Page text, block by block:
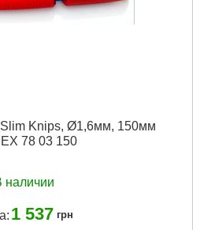
Slim Knips, Ø1,6мм, 150мм
78 03 150
наличии
1 537 грн